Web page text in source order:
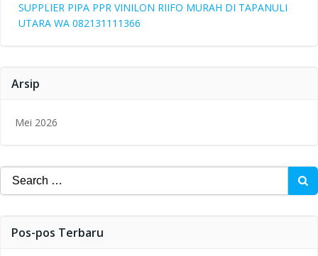
SUPPLIER PIPA PPR VINILON RIIFO MURAH DI TAPANULI
UTARA WA 082131111366
Arsip
Mei 2026
Search
for:
Pos-pos Terbaru